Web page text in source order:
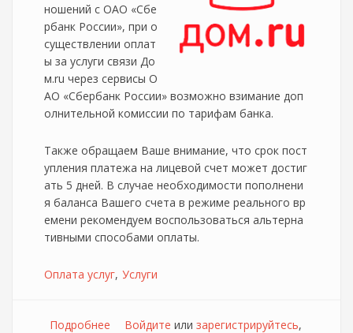
ношений с ОАО «Сбе
рбанк России», при о
существлении оплат
ы за услуги связи До
м.ru через сервисы О
АО «Сбербанк России» возможно взимание доп
олнительной комиссии по тарифам банка.
Также обращаем Ваше внимание, что срок пост
упления платежа на лицевой счет может достиг
ать 5 дней. В случае необходимости пополнени
я баланса Вашего счета в режиме реального вр
емени рекомендуем воспользоваться альтерна
тивными способами оплаты.
Оплата услуг Услуги
Подробнее о Изменение условий оплаты услуг Дом.ру
Войдите или зарегистрируйтесь,